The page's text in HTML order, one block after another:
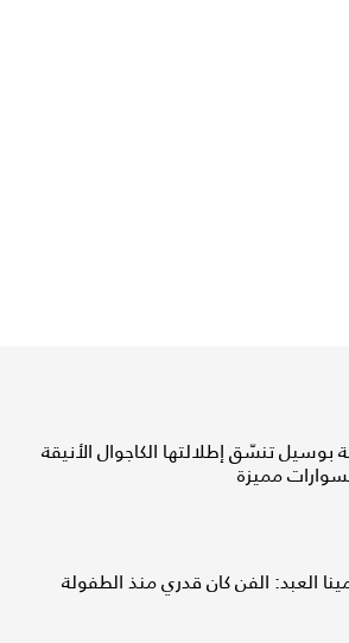
بوسيل تنسّق إطلالتها الكاجوال الأنيقة
مميزة
العبد: الفن كان قدري منذ الطفولة